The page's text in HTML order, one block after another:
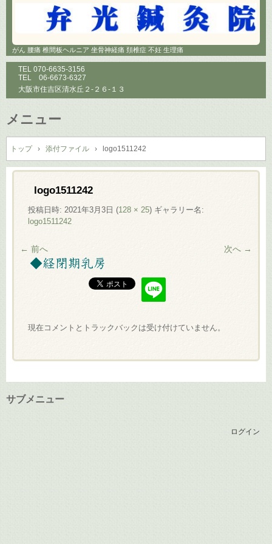
がん 腰痛 椎間板ヘルニア 坐骨神経痛 頚椎症 不妊 生理痛
TEL 070-6635-3156
TEL 06-6673-6327
大阪市住吉区清水丘２-２６-１３
メニュー
コ
ン
テ
ン
トップ › 添付ファイル › logo1511242
logo1511242
投稿日時: 2021年3月3日 (128 × 25) ギャラリー名:
logo1511242
← 前へ 次へ →
現在コメントとトラックバックは受け付けていません。
サブメニュー
ログイン